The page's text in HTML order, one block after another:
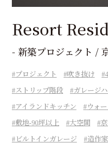
Resort
- 新築プロジェクト /
プロジェクト 吹き抜け
ストリップ階段 ガレージ
アイランドキッチン ウォ
敷地-90坪以上 大空間
ビルトインガレージ 造作